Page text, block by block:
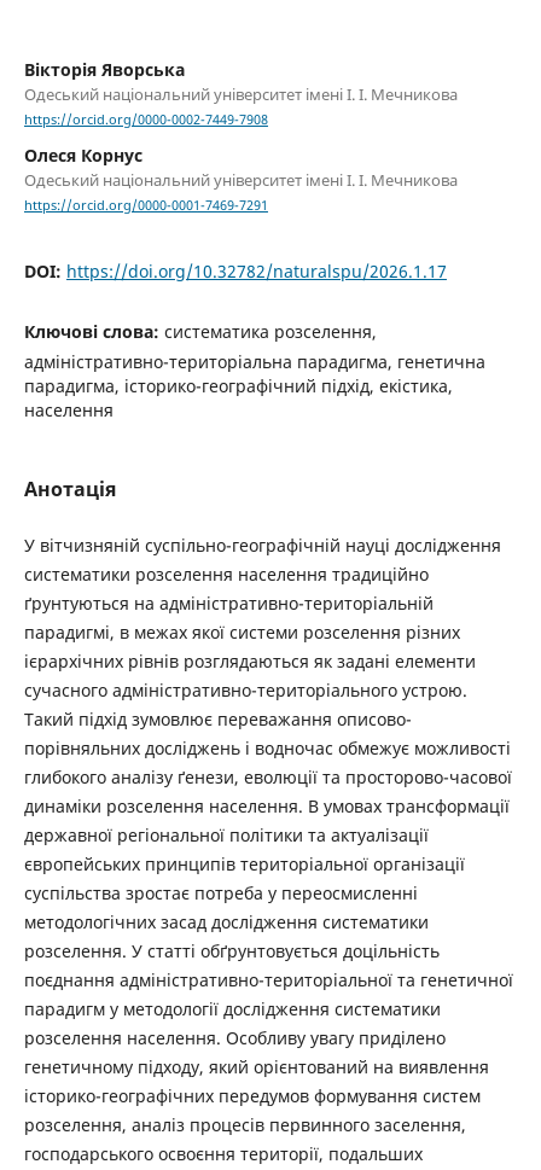
Вікторія Яворська
Одеський національний університет імені І. І. Мечникова
https://orcid.org/0000-0002-7449-7908
Олеся Корнус
Одеський національний університет імені І. І. Мечникова
https://orcid.org/0000-0001-7469-7291
DOI: https://doi.org/10.32782/naturalspu/2026.1.17
Ключові слова: систематика розселення,
адміністративно-територіальна парадигма, генетична
парадигма, історико-географічний підхід, екістика,
населення
Анотація
У вітчизняній суспільно-географічній науці дослідження
систематики розселення населення традиційно
ґрунтуються на адміністративно-територіальній
парадигмі, в межах якої системи розселення різних
ієрархічних рівнів розглядаються як задані елементи
сучасного адміністративно-територіального устрою.
Такий підхід зумовлює переважання описово-
порівняльних досліджень і водночас обмежує можливості
глибокого аналізу ґенези, еволюції та просторово-часової
динаміки розселення населення. В умовах трансформації
державної регіональної політики та актуалізації
європейських принципів територіальної організації
суспільства зростає потреба у переосмисленні
методологічних засад дослідження систематики
розселення. У статті обґрунтовується доцільність
поєднання адміністративно-територіальної та генетичної
парадигм у методології дослідження систематики
розселення населення. Особливу увагу приділено
генетичному підходу, який орієнтований на виявлення
історико-географічних передумов формування систем
розселення, аналіз процесів первинного заселення,
господарського освоєння території, подальших